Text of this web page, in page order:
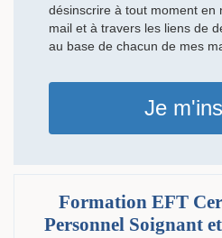
désinscrire à tout moment en
mail et à travers les liens de
au base de chacun de mes
Je
Formation EFT
Personnel Soignant